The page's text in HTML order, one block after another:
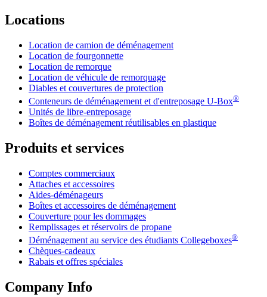
Locations
Location de camion de déménagement
Location de fourgonnette
Location de remorque
Location de véhicule de remorquage
Diables et couvertures de protection
Conteneurs de déménagement et d'entreposage U-Box®
Unités de libre-entreposage
Boîtes de déménagement réutilisables en plastique
Produits et services
Comptes commerciaux
Attaches et accessoires
Aides-déménageurs
Boîtes et accessoires de déménagement
Couverture pour les dommages
Remplissages et réservoirs de propane
Déménagement au service des étudiants Collegeboxes®
Chèques-cadeaux
Rabais et offres spéciales
Company Info